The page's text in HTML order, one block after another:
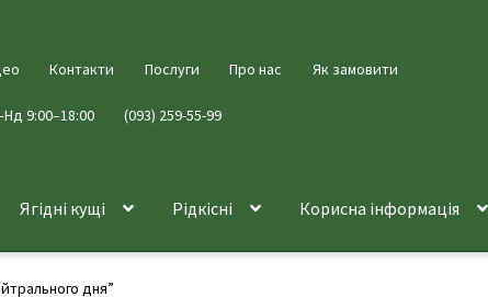
Контакти Послуги Про нас Як замовити
9:00–18:00 (093) 259-55-99
Ягідні кущі Рідкісні Корисна інформація
дня”